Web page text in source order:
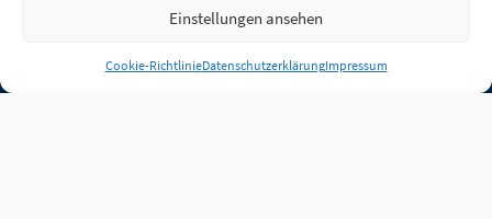
Einstellungen ansehen
Cookie-RichtlinieDatenschutzerklärungImpressum
Anmelden
Jobs Partner FAQ Quellen